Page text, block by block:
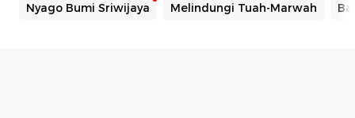
Nyago Bumi Sriwijaya Melindungi Tuah-Marwah